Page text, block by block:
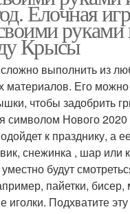
Елочная
руками
Крысы
выполнить из
материалов. Его
чтобы задобрить
символом Нового
к празднику, а
снежинка , шар или
будут
пайетки, бисер,
иголки. Подхватите